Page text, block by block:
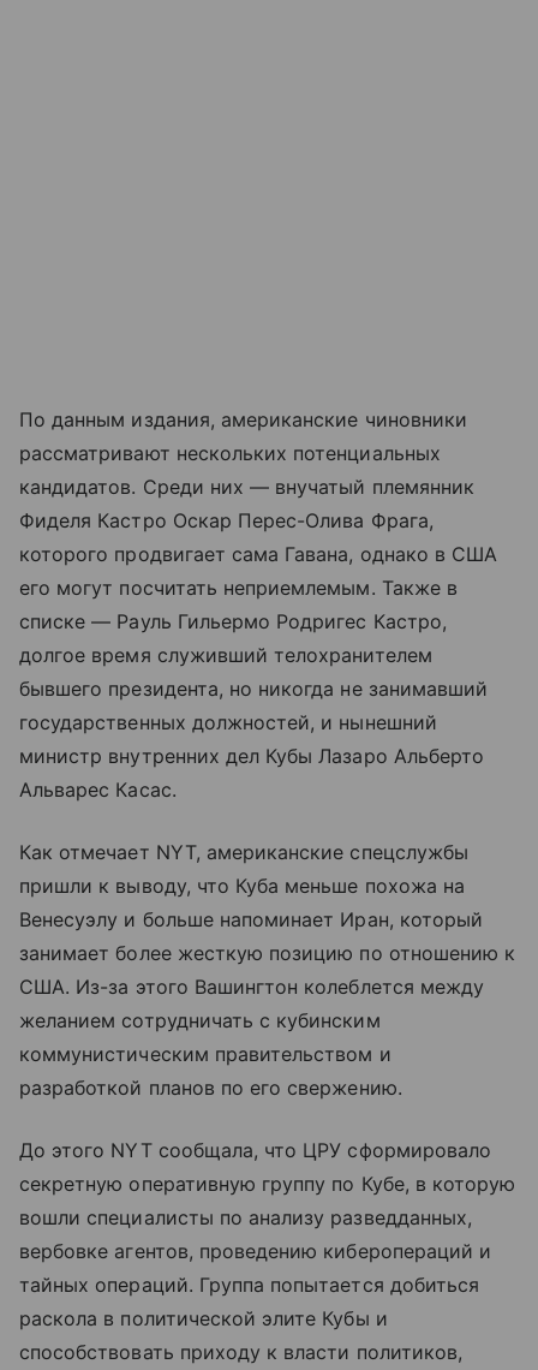
По данным издания, американские чиновники
рассматривают нескольких потенциальных
кандидатов. Среди них — внучатый племянник
Фиделя Кастро Оскар Перес-Олива Фрага,
которого продвигает сама Гавана, однако в США
его могут посчитать неприемлемым. Также в
списке — Рауль Гильермо Родригес Кастро,
долгое время служивший телохранителем
бывшего президента, но никогда не занимавший
государственных должностей, и нынешний
министр внутренних дел Кубы Лазаро Альберто
Альварес Касас.
Как отмечает NYT, американские спецслужбы
пришли к выводу, что Куба меньше похожа на
Венесуэлу и больше напоминает Иран, который
занимает более жесткую позицию по отношению к
США. Из-за этого Вашингтон колеблется между
желанием сотрудничать с кубинским
коммунистическим правительством и
разработкой планов по его свержению.
До этого NYT сообщала, что ЦРУ сформировало
секретную оперативную группу по Кубе, в которую
вошли специалисты по анализу разведданных,
вербовке агентов, проведению киберопераций и
тайных операций. Группа попытается добиться
раскола в политической элите Кубы и
способствовать приходу к власти политиков,